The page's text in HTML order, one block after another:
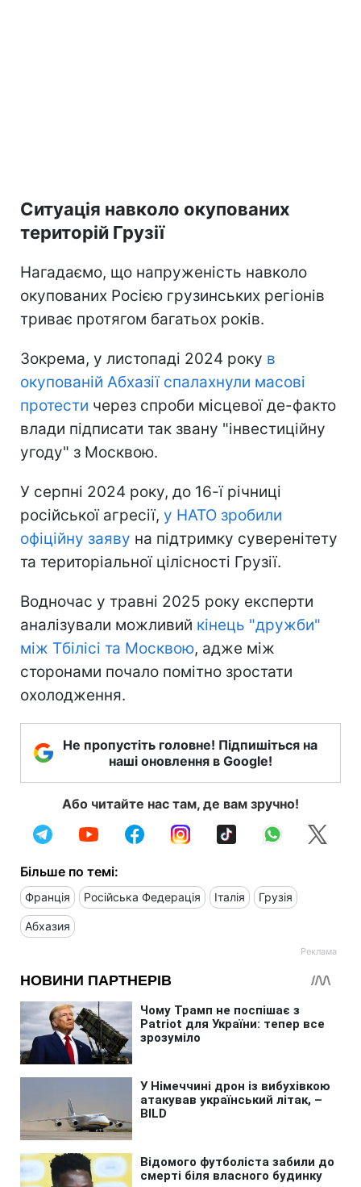
Ситуація навколо окупованих
територій Грузії
Нагадаємо, що напруженість навколо
окупованих Росією грузинських регіонів
триває протягом багатьох років.
Зокрема, у листопаді 2024 року в
окупованій Абхазії спалахнули масові
протести через спроби місцевої де-факто
влади підписати так звану "інвестиційну
угоду" з Москвою.
У серпні 2024 року, до 16-ї річниці
російської агресії, у НАТО зробили
офіційну заяву на підтримку суверенітету
та територіальної цілісності Грузії.
Водночас у травні 2025 року експерти
аналізували можливий кінець "дружби"
між Тбілісі та Москвою, адже між
сторонами почало помітно зростати
охолодження.
Не пропустіть головне! Підпишіться на
наші оновлення в Google!
Або читайте нас там, де вам зручно!
Більше по темі:
Франція Російська Федерація Італія Грузія
Абхазия